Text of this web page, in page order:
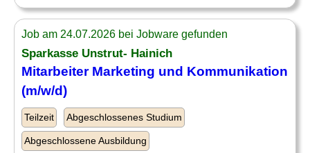
Job am 24.07.2026 bei Jobware gefunden
Sparkasse Unstrut- Hainich
Mitarbeiter Marketing und Kommunikation
(m/w/d)
Teilzeit Abgeschlossenes Studium
Abgeschlossene Ausbildung